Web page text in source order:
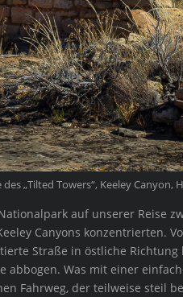
des „Tilted Towers“, Keeley
auf unserer Reise
Canyons konzentrierten.
Straße in östliche
abbogen. Was mit einer
Fahrweg, der teilweise steil